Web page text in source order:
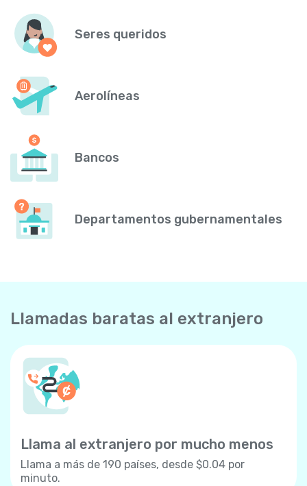
Seres queridos
Aerolíneas
Bancos
Departamentos gubernamentales
Llamadas baratas al extranjero
Llama al extranjero por mucho menos
Llama a más de 190 países, desde $0.04 por
minuto.